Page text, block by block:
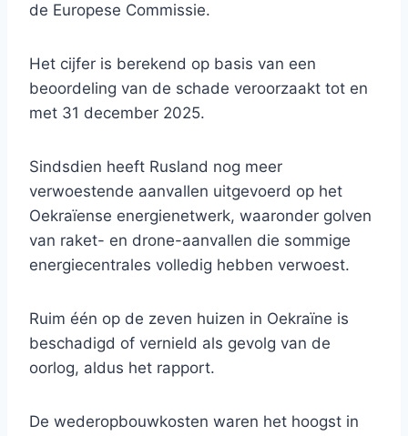
de Europese Commissie.
Het cijfer is berekend op basis van een
beoordeling van de schade veroorzaakt tot en
met 31 december 2025.
Sindsdien heeft Rusland nog meer
verwoestende aanvallen uitgevoerd op het
Oekraïense energienetwerk, waaronder golven
van raket- en drone-aanvallen die sommige
energiecentrales volledig hebben verwoest.
Ruim één op de zeven huizen in Oekraïne is
beschadigd of vernield als gevolg van de
oorlog, aldus het rapport.
De wederopbouwkosten waren het hoogst in